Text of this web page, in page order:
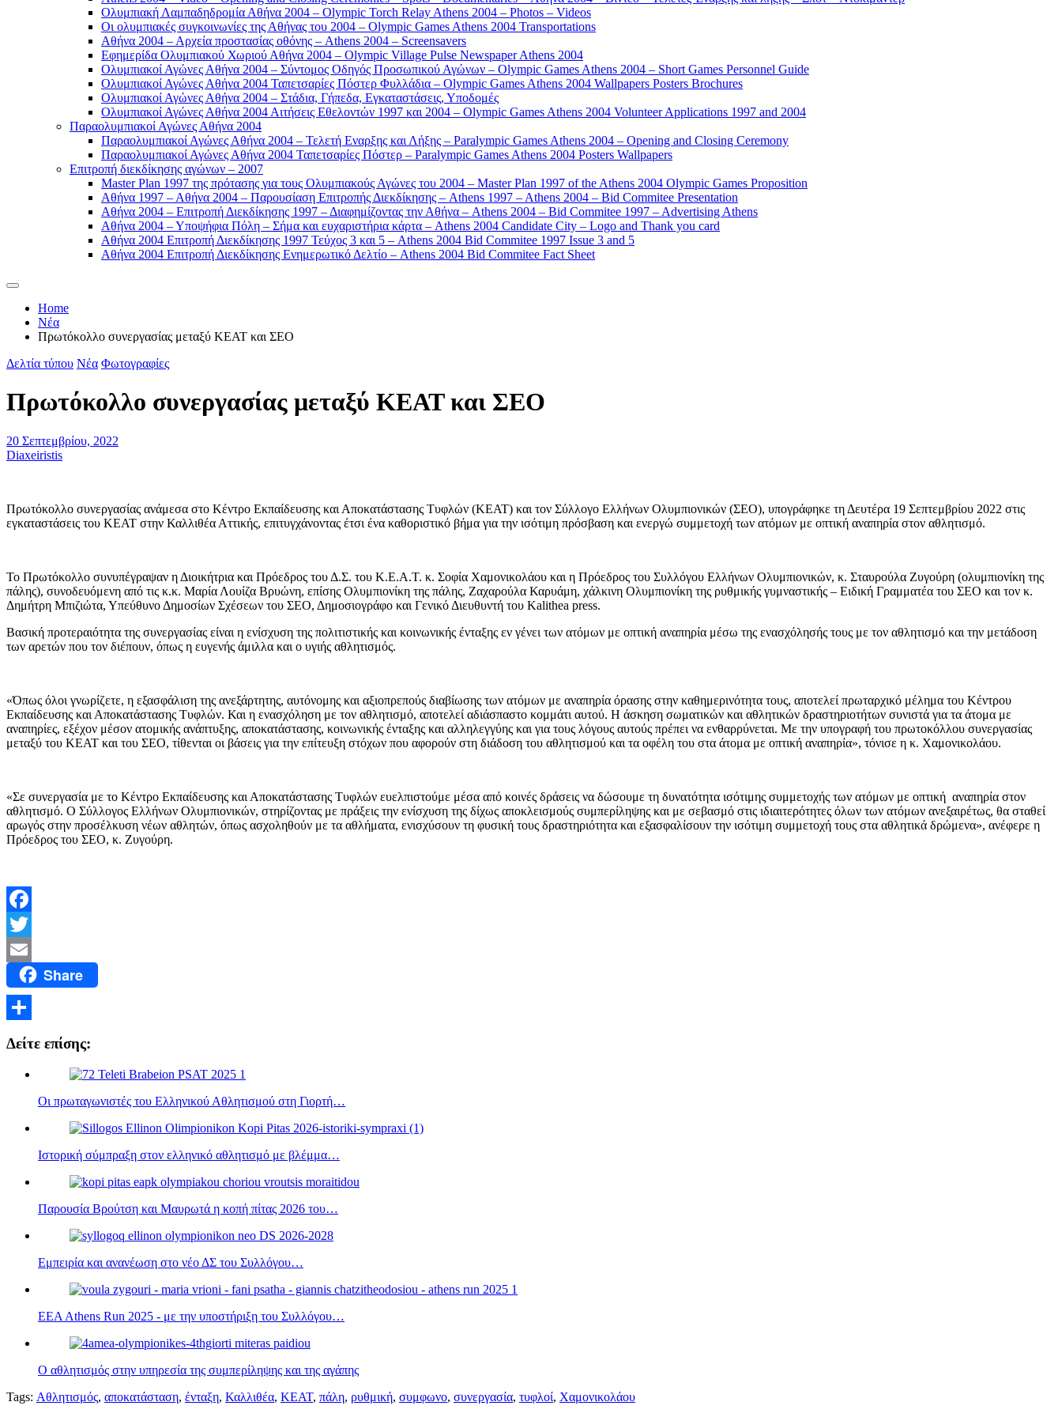
Ολυμπιακή Λαμπαδηδρομία Αθήνα 2004 – Olympic Torch Relay Athens 2004 – Photos – Videos
Οι ολυμπιακές συγκοινωνίες της Αθήνας του 2004 – Olympic Games Athens 2004 Transportations
Αθήνα 2004 – Αρχεία προστασίας οθόνης – Athens 2004 – Screensavers
Εφημερίδα Ολυμπιακού Χωριού Αθήνα 2004 – Olympic Village Pulse Newspaper Athens 2004
Ολυμπιακοί Αγώνες Αθήνα 2004 – Σύντομος Οδηγός Προσωπικού Αγώνων – Olympic Games Athens 2004 – Short Games Personnel Guide
Ολυμπιακοί Αγώνες Αθήνα 2004 Ταπετσαρίες Πόστερ Φυλλάδια – Olympic Games Athens 2004 Wallpapers Posters Brochures
Ολυμπιακοί Αγώνες Αθήνα 2004 – Στάδια, Γήπεδα, Εγκαταστάσεις, Υποδομές
Ολυμπιακοί Αγώνες Αθήνα 2004 Αιτήσεις Εθελοντών 1997 και 2004 – Olympic Games Athens 2004 Volunteer Applications 1997 and 2004
Παραολυμπιακοί Αγώνες Αθήνα 2004
Παραολυμπιακοί Αγώνες Αθήνα 2004 – Τελετή Εναρξης και Λήξης – Paralympic Games Athens 2004 – Opening and Closing Ceremony
Παραολυμπιακοί Αγώνες Αθήνα 2004 Ταπετσαρίες Πόστερ – Paralympic Games Athens 2004 Posters Wallpapers
Επιτροπή διεκδίκησης αγώνων – 2007
Master Plan 1997 της πρότασης για τους Ολυμπιακούς Αγώνες του 2004 – Master Plan 1997 of the Athens 2004 Olympic Games Proposition
Αθήνα 1997 – Αθήνα 2004 – Παρουσίαση Επιτροπής Διεκδίκησης – Athens 1997 – Athens 2004 – Bid Commitee Presentation
Αθήνα 2004 – Επιτροπή Διεκδίκησης 1997 – Διαφημίζοντας την Αθήνα – Athens 2004 – Bid Commitee 1997 – Advertising Athens
Αθήνα 2004 – Υποψήφια Πόλη – Σήμα και ευχαριστήρια κάρτα – Athens 2004 Candidate City – Logo and Thank you card
Αθήνα 2004 Επιτροπή Διεκδίκησης 1997 Τεύχος 3 και 5 – Athens 2004 Bid Commitee 1997 Issue 3 and 5
Αθήνα 2004 Επιτροπή Διεκδίκησης Ενημερωτικό Δελτίο – Athens 2004 Bid Commitee Fact Sheet
Home
Νέα
Πρωτόκολλο συνεργασίας μεταξύ ΚΕΑΤ και ΣΕΟ
Δελτία τύπου Νέα Φωτογραφίες
Πρωτόκολλο συνεργασίας μεταξύ ΚΕΑΤ και ΣΕΟ
20 Σεπτεμβρίου, 2022
Diaxeiristis
Πρωτόκολλο συνεργασίας ανάμεσα στο Κέντρο Εκπαίδευσης και Αποκατάστασης Τυφλών (ΚΕΑΤ) και τον Σύλλογο Ελλήνων Ολυμπιονικών (ΣΕΟ), υπογράφηκε τη Δευτέρα 19 Σεπτεμβρίου 2022 στις
εγκαταστάσεις του ΚΕΑΤ στην Καλλιθέα Αττικής, επιτυγχάνοντας έτσι ένα καθοριστικό βήμα για την ισότιμη πρόσβαση και ενεργώ συμμετοχή των ατόμων με οπτική αναπηρία στον αθλητισμό.
Το Πρωτόκολλο συνυπέγραψαν η Διοικήτρια και Πρόεδρος του Δ.Σ. του Κ.Ε.Α.Τ. κ. Σοφία Χαμονικολάου και η Πρόεδρος του Συλλόγου Ελλήνων Ολυμπιονικών, κ. Σταυρούλα Ζυγούρη (ολυμπιονίκη της
πάλης), συνοδευόμενη από τις κ.κ. Μαρία Λουίζα Βρυώνη, επίσης Ολυμπιονίκη της πάλης, Ζαχαρούλα Καρυάμη, χάλκινη Ολυμπιονίκη της ρυθμικής γυμναστικής – Ειδική Γραμματέα του ΣΕΟ και τον κ.
Δημήτρη Μπιζιώτα, Υπεύθυνο Δημοσίων Σχέσεων του ΣΕΟ, Δημοσιογράφο και Γενικό Διευθυντή του Kalithea press.
Βασική προτεραιότητα της συνεργασίας είναι η ενίσχυση της πολιτιστικής και κοινωνικής ένταξης εν γένει των ατόμων με οπτική αναπηρία μέσω της ενασχόλησής τους με τον αθλητισμό και την μετάδοση
των αρετών που τον διέπουν, όπως η ευγενής άμιλλα και ο υγιής αθλητισμός.
«Όπως όλοι γνωρίζετε, η εξασφάλιση της ανεξάρτητης, αυτόνομης και αξιοπρεπούς διαβίωσης των ατόμων με αναπηρία όρασης στην καθημερινότητα τους, αποτελεί πρωταρχικό μέλημα του Κέντρου
Εκπαίδευσης και Αποκατάστασης Τυφλών. Και η ενασχόληση με τον αθλητισμό, αποτελεί αδιάσπαστο κομμάτι αυτού. Η άσκηση σωματικών και αθλητικών δραστηριοτήτων συνιστά για τα άτομα με
αναπηρίες, εξέχον μέσον ατομικής ανάπτυξης, αποκατάστασης, κοινωνικής ένταξης και αλληλεγγύης και για τους λόγους αυτούς πρέπει να ενθαρρύνεται. Με την υπογραφή του πρωτοκόλλου συνεργασίας
μεταξύ του ΚΕΑΤ και του ΣΕΟ, τίθενται οι βάσεις για την επίτευξη στόχων που αφορούν στη διάδοση του αθλητισμού και τα οφέλη του στα άτομα με οπτική αναπηρία», τόνισε η κ. Χαμονικολάου.
«Σε συνεργασία με το Κέντρο Εκπαίδευσης και Αποκατάστασης Τυφλών ευελπιστούμε μέσα από κοινές δράσεις να δώσουμε τη δυνατότητα ισότιμης συμμετοχής των ατόμων με οπτική αναπηρία στον
αθλητισμό. Ο Σύλλογος Ελλήνων Ολυμπιονικών, στηρίζοντας με πράξεις την ενίσχυση της δίχως αποκλεισμούς συμπερίληψης και με σεβασμό στις ιδιαιτερότητες όλων των ατόμων ανεξαιρέτως, θα σταθεί
αρωγός στην προσέλκυση νέων αθλητών, όπως ασχοληθούν με τα αθλήματα, ενισχύσουν τη φυσική τους δραστηριότητα και εξασφαλίσουν την ισότιμη συμμετοχή τους στα αθλητικά δρώμενα», ανέφερε η
Πρόεδρος του ΣΕΟ, κ. Ζυγούρη.
Facebook
Twitter
Email Share
Δείτε επίσης:
Οι πρωταγωνιστές του Ελληνικού Αθλητισμού στη Γιορτή…
Ιστορική σύμπραξη στον ελληνικό αθλητισμό με βλέμμα…
Παρουσία Βρούτση και Μαυρωτά η κοπή πίτας 2026 του…
Εμπειρία και ανανέωση στο νέο ΔΣ του Συλλόγου…
EEA Athens Run 2025 - με την υποστήριξη του Συλλόγου…
Ο αθλητισμός στην υπηρεσία της συμπερίληψης και της αγάπης
Tags: Αθλητισμός, αποκατάσταση, ένταξη, Καλλιθέα, ΚΕΑΤ, πάλη, ρυθμική, συμφωνο, συνεργασία, τυφλοί, Χαμονικολάου